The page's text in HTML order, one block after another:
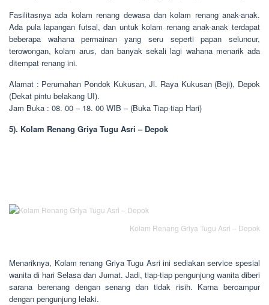
Fasilitasnya ada kolam renang dewasa dan kolam renang anak-anak.
Ada pula lapangan futsal, dan untuk kolam renang anak-anak terdapat
beberapa wahana permainan yang seru seperti papan seluncur,
terowongan, kolam arus, dan banyak sekali lagi wahana menarik ada
ditempat renang ini.
Alamat : Perumahan Pondok Kukusan, Jl. Raya Kukusan (Beji), Depok
(Dekat pintu belakang UI).
Jam Buka : 08. 00 – 18. 00 WIB – (Buka Tiap-tiap Hari)
5). Kolam Renang Griya Tugu Asri – Depok
Kolam Renang Griya Tugu Asri – Depok
Menariknya, Kolam renang Griya Tugu Asri ini sediakan service spesial
wanita di hari Selasa dan Jumat. Jadi, tiap-tiap pengunjung wanita diberi
sarana berenang dengan senang dan tidak risih. Karna bercampur
dengan pengunjung lelaki.